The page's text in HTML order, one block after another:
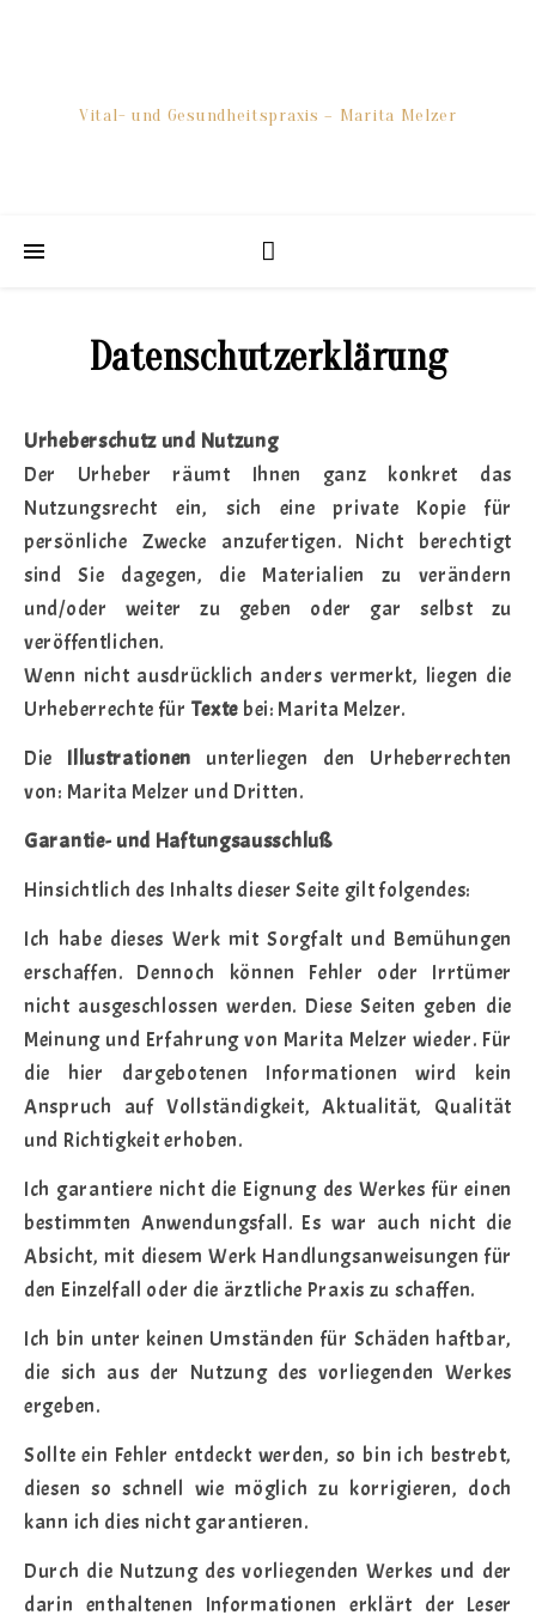
Vital- und Gesundheitspraxis – Marita Melzer
Datenschutzerklärung
Urheberschutz und Nutzung
Der Urheber räumt Ihnen ganz konkret das
Nutzungsrecht ein, sich eine private Kopie für
persönliche Zwecke anzufertigen. Nicht berechtigt
sind Sie dagegen, die Materialien zu verändern
und/oder weiter zu geben oder gar selbst zu
veröffentlichen.
Wenn nicht ausdrücklich anders vermerkt, liegen die
Urheberrechte für Texte bei: Marita Melzer.
Die Illustrationen unterliegen den Urheberrechten
von: Marita Melzer und Dritten.
Garantie- und Haftungsausschluß
Hinsichtlich des Inhalts dieser Seite gilt folgendes:
Ich habe dieses Werk mit Sorgfalt und Bemühungen
erschaffen. Dennoch können Fehler oder Irrtümer
nicht ausgeschlossen werden. Diese Seiten geben die
Meinung und Erfahrung von Marita Melzer wieder. Für
die hier dargebotenen Informationen wird kein
Anspruch auf Vollständigkeit, Aktualität, Qualität
und Richtigkeit erhoben.
Ich garantiere nicht die Eignung des Werkes für einen
bestimmten Anwendungsfall. Es war auch nicht die
Absicht, mit diesem Werk Handlungsanweisungen für
den Einzelfall oder die ärztliche Praxis zu schaffen.
Ich bin unter keinen Umständen für Schäden haftbar,
die sich aus der Nutzung des vorliegenden Werkes
ergeben.
Sollte ein Fehler entdeckt werden, so bin ich bestrebt,
diesen so schnell wie möglich zu korrigieren, doch
kann ich dies nicht garantieren.
Durch die Nutzung des vorliegenden Werkes und der
darin enthaltenen Informationen erklärt der Leser